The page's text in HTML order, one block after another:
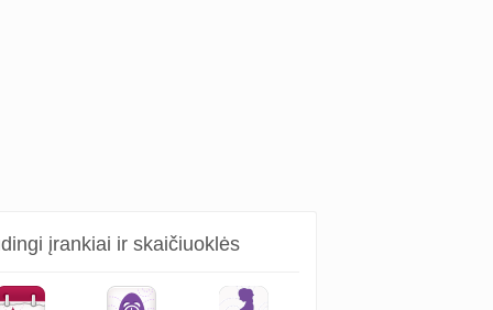
įrankiai ir skaičiuoklės